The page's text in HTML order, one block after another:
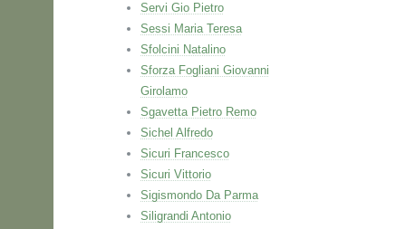
Servi Gio Pietro
Sessi Maria Teresa
Sfolcini Natalino
Sforza Fogliani Giovanni
Girolamo
Sgavetta Pietro Remo
Sichel Alfredo
Sicuri Francesco
Sicuri Vittorio
Sigismondo Da Parma
Siligrandi Antonio